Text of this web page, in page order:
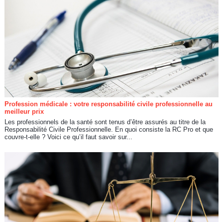
Profession médicale : votre responsabilité civile professionnelle au
meilleur prix
Les professionnels de la santé sont tenus d’être assurés au titre de la
Responsabilité Civile Professionnelle. En quoi consiste la RC Pro et que
couvre-t-elle ? Voici ce qu’il faut savoir sur...